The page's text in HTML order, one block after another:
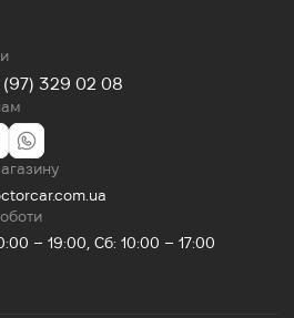
329 02 08
– 19:00, Сб: 10:00 – 17:00